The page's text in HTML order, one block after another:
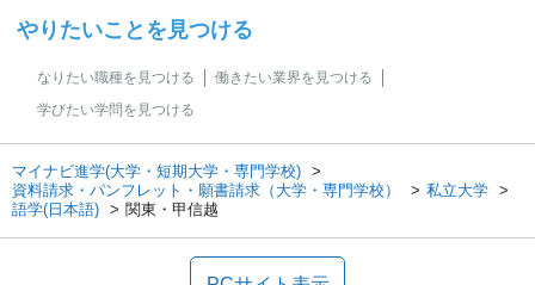
やりたいことを見つける
なりたい職種を見つける
働きたい業界を見つける
学びたい学問を見つける
マイナビ進学(大学・短期大学・専門学校)
資料請求・パンフレット・願書請求（大学・専門学校）
私立大学
語学(日本語)
関東・甲信越